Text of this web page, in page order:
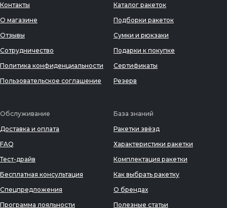
Контакты
О магазине
Отзывы
Сотрудничество
Политика конфиденциальности
Пользовательское соглашение
Каталог ракеток
Подборки ракеток
Сумки и рюкзаки
Подарки к покупке
Сертификаты
Резерв
Обслуживание
Доставка и оплата
FAQ
Тест-драйв
Бесплатная консультация
Спецпредложения
Программа лояльности
База знаний
Ракетки звёзд
Характеристики ракетки
Комплектация ракетки
Как выбрать ракетку
О брендах
Полезные статьи